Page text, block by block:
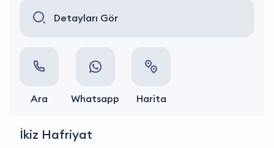
Detayları Gör
Ara Whatsapp Harita
İkiz Hafriyat